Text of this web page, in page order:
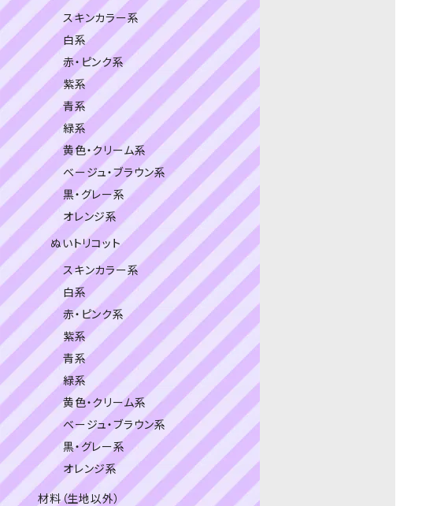
スキンカラー系
白系
赤・ピンク系
紫系
青系
緑系
黄色・クリーム系
ベージュ・ブラウン系
黒・グレー系
オレンジ系
ぬいトリコット
スキンカラー系
白系
赤・ピンク系
紫系
青系
緑系
黄色・クリーム系
ベージュ・ブラウン系
黒・グレー系
オレンジ系
材料（生地以外）